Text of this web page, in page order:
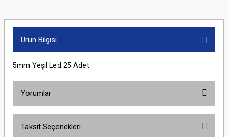
Ürün Bilgisi
5mm Yeşil Led 25 Adet
Yorumlar
Taksit Seçenekleri